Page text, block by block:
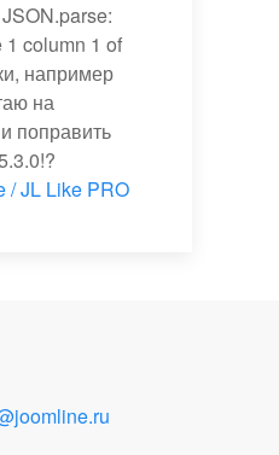
1 column 1 of
например
на
поправить
/ JL Like PRO